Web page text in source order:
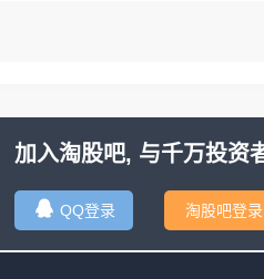
加入淘股吧, 与千万投资
QQ登录 淘股吧登录